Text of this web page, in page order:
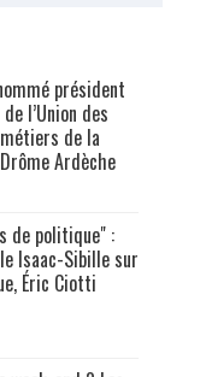
président
l’Union des
de la
Ardèche
de politique" :
Isaac-Sibille sur
Éric Ciotti